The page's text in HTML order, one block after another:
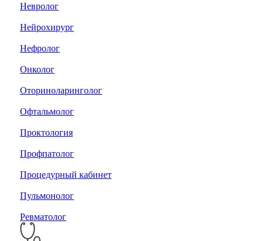
Невролог
Нейрохирург
Нефролог
Онколог
Оториноларинголог
Офтальмолог
Проктология
Профпатолог
Процедурный кабинет
Пульмонолог
Ревматолог